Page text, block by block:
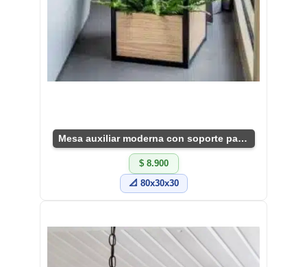
Mesa auxiliar moderna con soporte para plantas
$ 8.900
📐 80x30x30